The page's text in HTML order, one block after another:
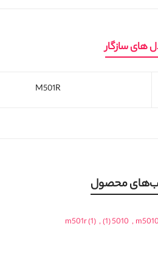
های سازگار
M501R
محصول
m5010
,
5010
(1)
,
m501r(1)